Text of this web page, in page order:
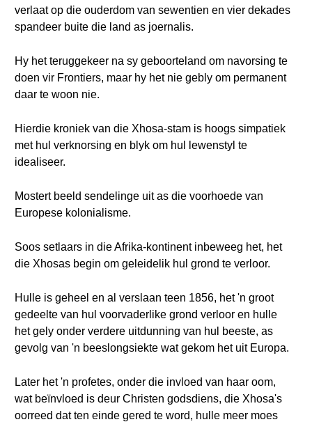
verlaat op die ouderdom van sewentien en vier dekades
spandeer buite die land as joernalis.
Hy het teruggekeer na sy geboorteland om navorsing te
doen vir Frontiers, maar hy het nie gebly om permanent
daar te woon nie.
Hierdie kroniek van die Xhosa-stam is hoogs simpatiek
met hul verknorsing en blyk om hul lewenstyl te
idealiseer.
Mostert beeld sendelinge uit as die voorhoede van
Europese kolonialisme.
Soos setlaars in die Afrika-kontinent inbeweeg het, het
die Xhosas begin om geleidelik hul grond te verloor.
Hulle is geheel en al verslaan teen 1856, het 'n groot
gedeelte van hul voorvaderlike grond verloor en hulle
het gely onder verdere uitdunning van hul beeste, as
gevolg van 'n beeslongsiekte wat gekom het uit Europa.
Later het 'n profetes, onder die invloed van haar oom,
wat beïnvloed is deur Christen godsdiens, die Xhosa's
oorreed dat ten einde gered te word, hulle meer moes